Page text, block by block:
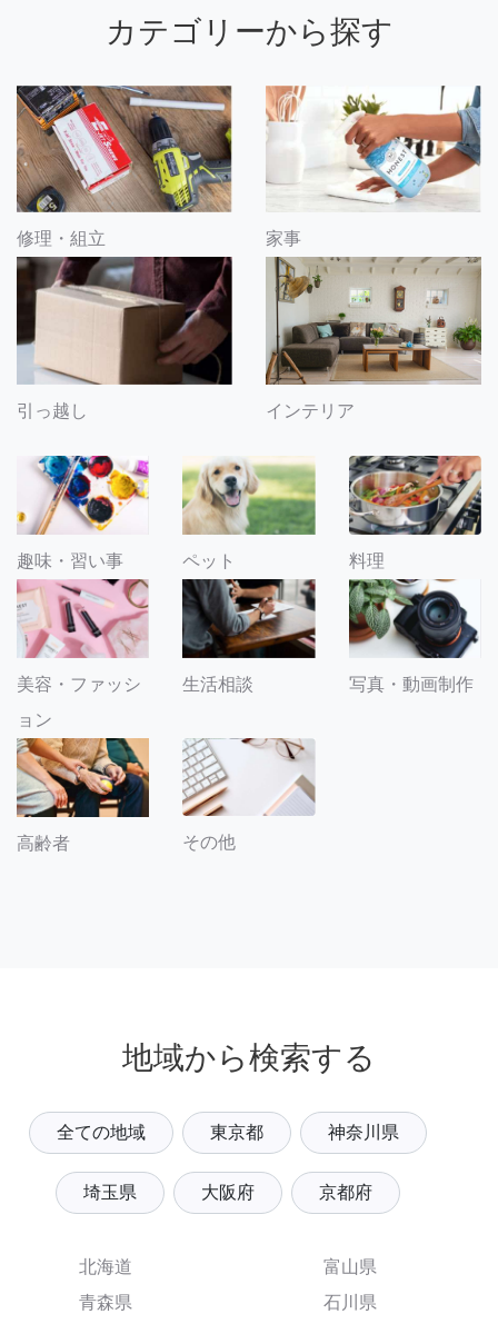
カテゴリーから探す
修理・組立 家事
引っ越し インテリア
趣味・習い事 ペット 料理
美容・ファッシ
ョン
生活相談 写真・動画制作
高齢者 その他
地域から検索する
全ての地域 東京都 神奈川県
埼玉県 大阪府 京都府
北海道
青森県
富山県
石川県